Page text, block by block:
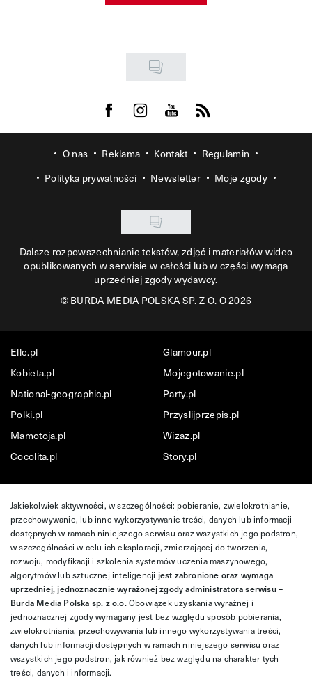
Visit us on Facebook
Visit us on Instagram
Visit us on Youtube
Visit us on Rss
O nas Reklama Kontakt
Regulamin
Polityka prywatności
Newsletter Moje zgody
Dalsze rozpowszechnianie tekstów, zdjęć i materiałów wideo
opublikowanych w serwisie w całości lub w części wymaga
uprzedniej zgody wydawcy.
©BURDA MEDIA POLSKA SP. Z O. O 2026
Elle.pl
Glamour.pl
Kobieta.pl
Mojegotowanie.pl
National-geographic.pl
Party.pl
Polki.pl
Przyslijprzepis.pl
Mamotoja.pl
Wizaz.pl
Cocolita.pl
Story.pl
Jakiekolwiek aktywności, w szczególności: pobieranie, zwielokrotnianie,
przechowywanie, lub inne wykorzystywanie treści, danych lub informacji
dostępnych w ramach niniejszego serwisu oraz wszystkich jego podstron,
w szczególności w celu ich eksploracji, zmierzającej do tworzenia,
rozwoju, modyfikacji i szkolenia systemów uczenia maszynowego,
algorytmów lub sztucznej inteligencji jest zabronione oraz wymaga
uprzedniej, jednoznacznie wyrażonej zgody administratora serwisu –
Burda Media Polska sp. z o.o.Obowiązek uzyskania wyraźnej i
jednoznacznej zgody wymagany jest bez względu sposób pobierania,
zwielokrotniania, przechowywania lub innego wykorzystywania treści,
danych lub informacji dostępnych w ramach niniejszego serwisu oraz
wszystkich jego podstron, jak również bez względu na charakter tych
treści, danych i informacji.